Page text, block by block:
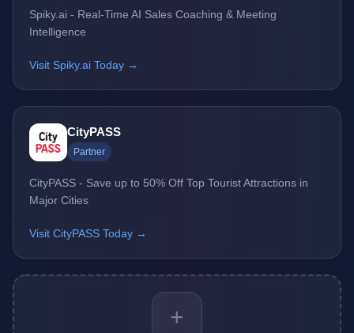
Spiky.ai - Real-Time AI Sales Coaching & Meeting
Intelligence
Visit Spiky.ai Today →
CityPASS
Partner
CityPASS - Save up to 50% Off Top Tourist Attractions in
Major Cities
Visit CityPASS Today →
+